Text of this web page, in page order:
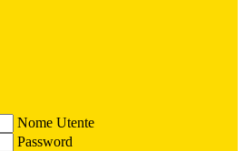
Nome Utente
Password